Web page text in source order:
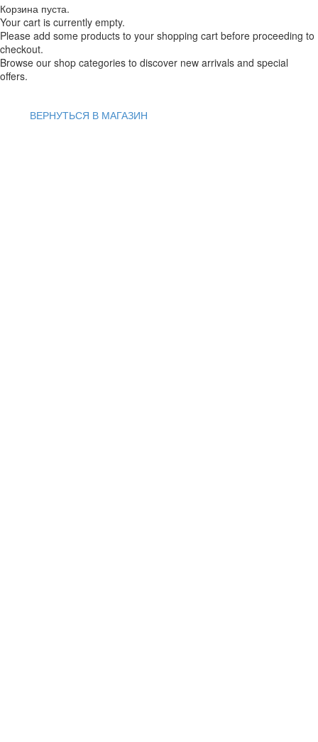
Корзина пуста.
Your cart is currently empty.
Please add some products to your shopping cart before proceeding to
checkout.
Browse our shop categories to discover new arrivals and special
offers.
ВЕРНУТЬСЯ В МАГАЗИН